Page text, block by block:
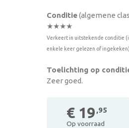
Conditie(algemene
★★★★
Verkeert in uitstekende conditie
enkele keer gelezen of ingekeken)
Toelichting op
Zeer goed.
€ 19 ,95
Op voorraad